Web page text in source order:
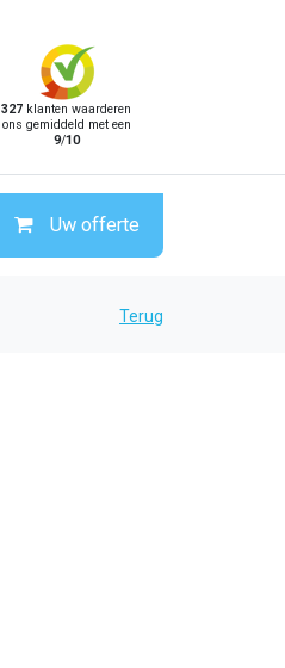
327 klanten waarderen
ons gemiddeld met een
9/10
Uw offerte
Terug